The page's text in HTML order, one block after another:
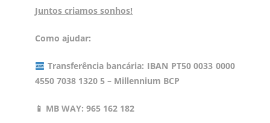
Juntos criamos sonhos!
Como ajudar:
Transferência bancária: IBAN PT50 0033 0000
4550 7038 1320 5 – Millennium BCP
📱 MB WAY: 965 162 182